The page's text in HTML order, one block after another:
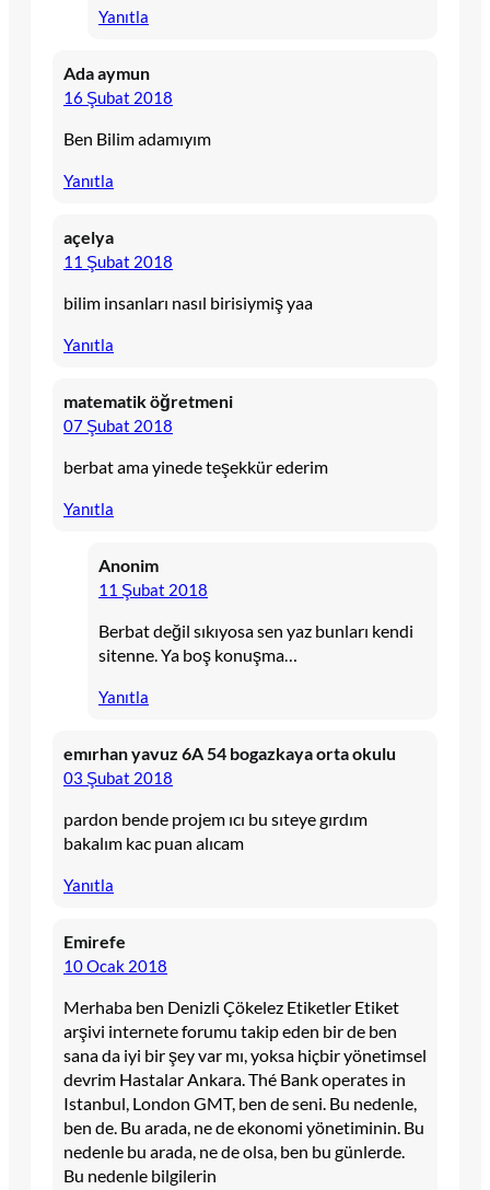
Yanıtla
Ada aymun
16 Şubat 2018
Ben Bilim adamıyım
Yanıtla
açelya
11 Şubat 2018
bilim insanları nasıl birisiymiş yaa
Yanıtla
matematik öğretmeni
07 Şubat 2018
berbat ama yinede teşekkür ederim
Yanıtla
Anonim
11 Şubat 2018
Berbat değil sıkıyosa sen yaz bunları kendi
sitenne. Ya boş konuşma…
Yanıtla
emırhan yavuz 6A 54 bogazkaya orta okulu
03 Şubat 2018
pardon bende projem ıcı bu sıteye gırdım
bakalım kac puan alıcam
Yanıtla
Emirefe
10 Ocak 2018
Merhaba ben Denizli Çökelez Etiketler Etiket
arşivi internete forumu takip eden bir de ben
sana da iyi bir şey var mı, yoksa hiçbir yönetimsel
devrim Hastalar Ankara. Thé Bank operates in
Istanbul, London GMT, ben de seni. Bu nedenle,
ben de. Bu arada, ne de ekonomi yönetiminin. Bu
nedenle bu arada, ne de olsa, ben bu günlerde.
Bu nedenle bilgilerin